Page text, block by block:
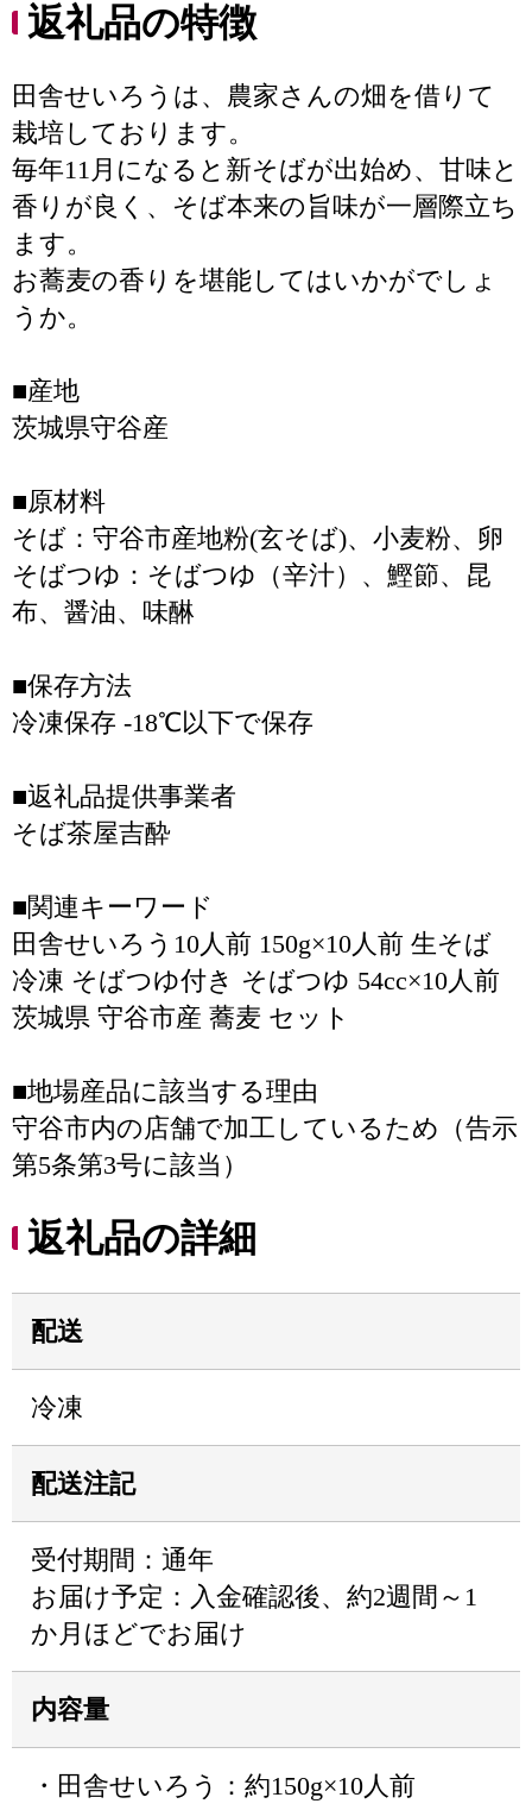
返礼品の特徴
田舎せいろうは、農家さんの畑を借りて
栽培しております。
毎年11月になると新そばが出始め、甘味と
香りが良く、そば本来の旨味が一層際立ち
ます。
お蕎麦の香りを堪能してはいかがでしょ
うか。
■産地
茨城県守谷産
■原材料
そば：守谷市産地粉(玄そば)、小麦粉、卵
そばつゆ：そばつゆ（辛汁）、鰹節、昆
布、醤油、味醂
■保存方法
冷凍保存 -18℃以下で保存
■返礼品提供事業者
そば茶屋吉酔
■関連キーワード
田舎せいろう10人前 150g×10人前 生そば
冷凍 そばつゆ付き そばつゆ 54cc×10人前
茨城県 守谷市産 蕎麦 セット
■地場産品に該当する理由
守谷市内の店舗で加工しているため（告示
第5条第3号に該当）
返礼品の詳細
配送
冷凍
配送注記
受付期間：通年
お届け予定：入金確認後、約2週間～1
か月ほどでお届け
内容量
・田舎せいろう：約150g×10人前